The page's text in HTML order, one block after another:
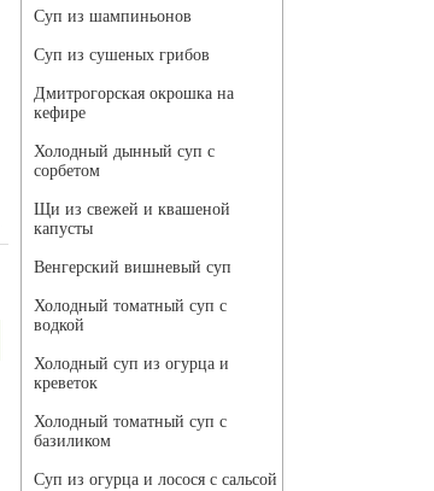
Суп из шампиньонов
Суп из сушеных грибов
Дмитрогорская окрошка на
кефире
Холодный дынный суп с
сорбетом
Щи из свежей и квашеной
капусты
Венгерский вишневый суп
Холодный томатный суп с
водкой
Холодный суп из огурца и
креветок
Холодный томатный суп с
базиликом
Суп из огурца и лосося с сальсой